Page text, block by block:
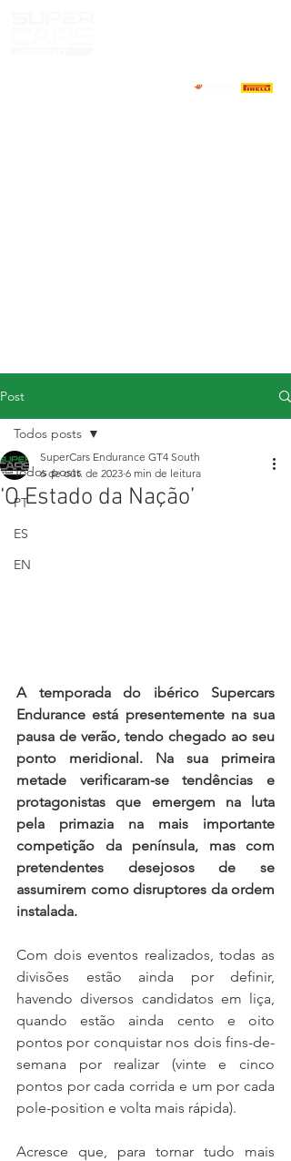
Post
Todos posts
PT
ES
EN
Todos posts
‘O Estado da Nação’
SuperCars Endurance GT4 South
6 de out. de 2023 6 min de leitura
A temporada do ibérico Supercars
Endurance está presentemente na sua
pausa de verão, tendo chegado ao seu
ponto meridional. Na sua primeira
metade verificaram-se tendências e
protagonistas que emergem na luta
pela primazia na mais importante
competição da península, mas com
pretendentes desejosos de se
assumirem como disruptores da ordem
instalada.
Com dois eventos realizados, todas as
divisões estão ainda por definir,
havendo diversos candidatos em liça,
quando estão ainda cento e oito
pontos por conquistar nos dois fins-de-
semana por realizar (vinte e cinco
pontos por cada corrida e um por cada
pole-position e volta mais rápida).
Acresce que, para tornar tudo mais